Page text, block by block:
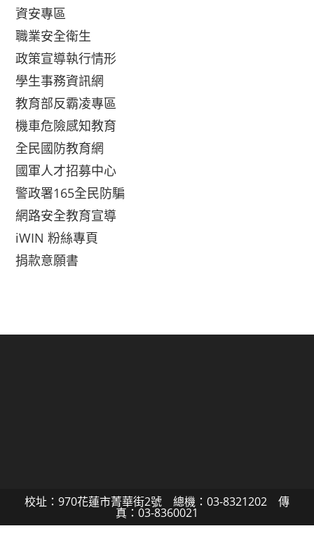
資安專區
職業安全衛生
政策宣導執行情形
學生事務資訊網
教育部反霸凌專區
機車危險感知教育
全民國防教育網
國軍人才招募中心
警政署165全民防騙
網路安全教育宣導
iWIN 粉絲專頁
捐款意願書
校址：970花蓮市菁華街2號 總機：03-8321202 傳
真：03-8360021